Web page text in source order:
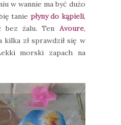
w wannie ma być dużo
tanie płyny do kąpieli,
bez żalu. Ten Avoure,
kilka zł sprawdził się w
morski zapach na